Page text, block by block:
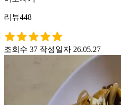
리뷰448
조회수 37 작성일자 26.05.27